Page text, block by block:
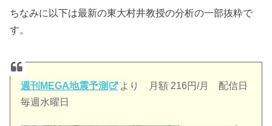
ちなみに以下は最新の東大村井教授の分析の一部抜粋で
す。
週刊MEGA地震予測
より 月額 216円/月 配信日
毎週水曜日